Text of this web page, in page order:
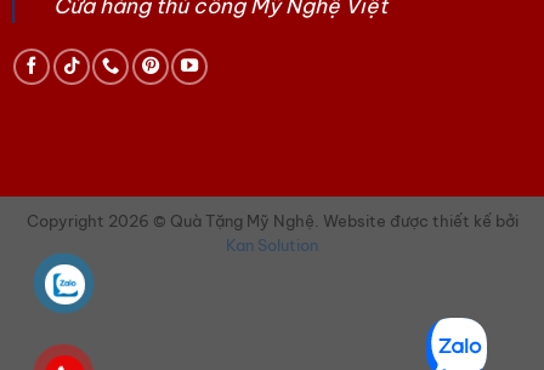
Cửa hàng thủ công Mỹ Nghệ Việt
Copyright 2026 © Quà Tặng Mỹ Nghệ. Website được thiết kế bởi
Kan Solution